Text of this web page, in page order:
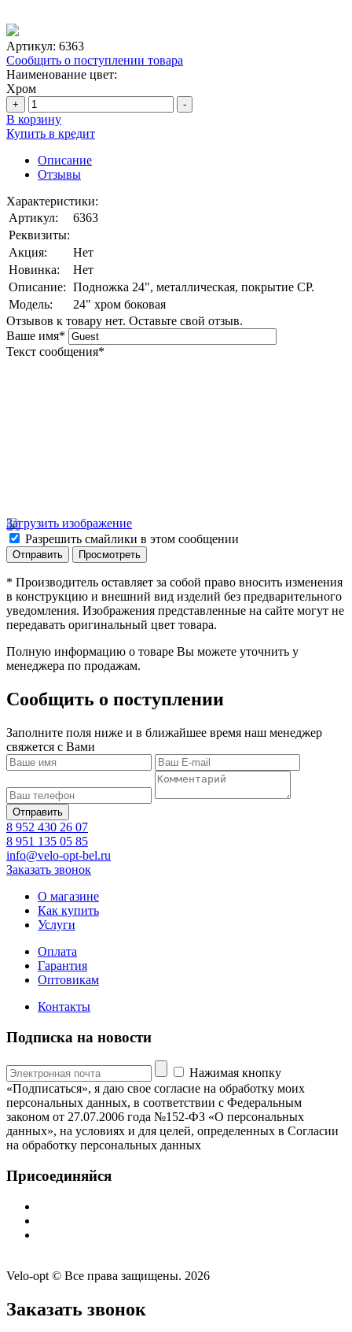
Артикул: 6363
Сообщить о поступлении товара
Наименование цвет:
Хром
+ -
В корзину
Купить в кредит
Описание
Отзывы
Характеристики:
Артикул:
6363
Реквизиты:
Акция:
Нет
Новинка:
Нет
Описание: Подножка 24", металлическая, покрытие СР.
Модель:
24" хром боковая
Отзывов к товару нет. Оставьте свой отзыв.
Ваше имя*
Текст сообщения*
Загрузить изображение
Разрешить смайлики в этом сообщении
* Производитель оставляет за собой право вносить изменения
в конструкцию и внешний вид изделий без предварительного
уведомления. Изображения представленные на сайте могут не
передавать оригинальный цвет товара.
Полную информацию о товаре Вы можете уточнить у
менеджера по продажам.
Сообщить о поступлении
Заполните поля ниже и в ближайшее время наш менеджер
свяжется с Вами
8 952 430 26 07
8 951 135 05 85
info@velo-opt-bel.ru
Заказать звонок
О магазине
Как купить
Услуги
Оплата
Гарантия
Оптовикам
Контакты
Подписка на новости
Нажимая кнопку
«Подписаться», я даю свое согласие на обработку моих
персональных данных, в соответствии с Федеральным
законом от 27.07.2006 года №152-ФЗ «О персональных
данных», на условиях и для целей, определенных в Согласии
на обработку персональных данных
Присоединяйся
Velo-opt © Все права защищены. 2026
Заказать звонок